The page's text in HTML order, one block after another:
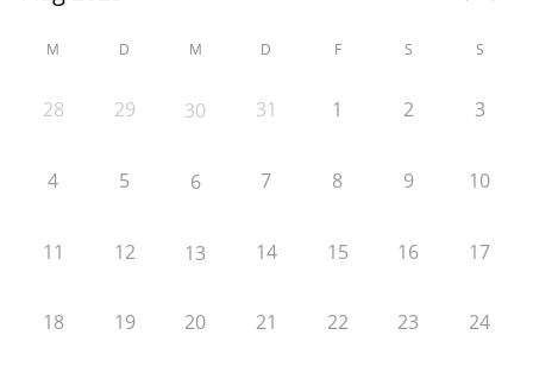
M D M D F S S
28 29 30 31 1 2 3
4 5 6 7 8 9 10
11 12 13 14 15 16 17
18 19 20 21 22 23 24